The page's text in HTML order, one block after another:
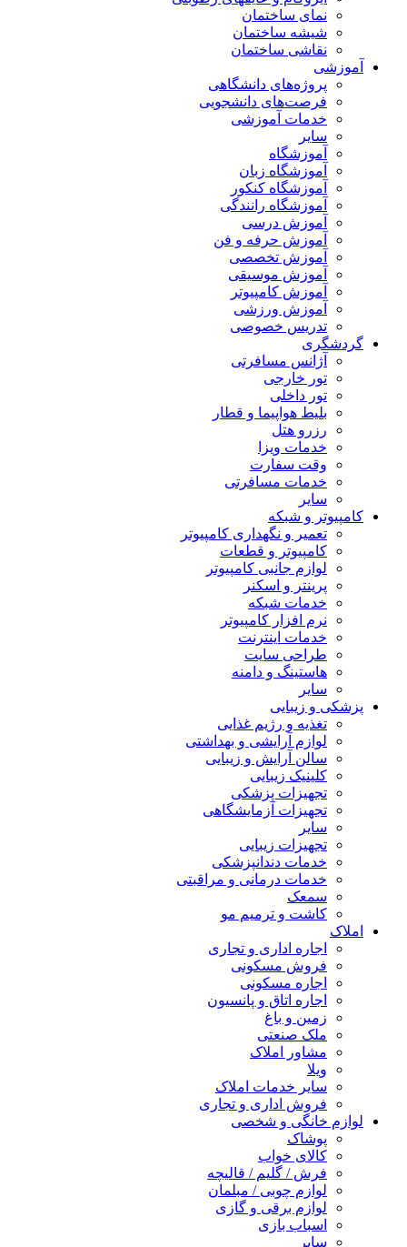
نمای ساختمان
شیشه ساختمان
نقاشی ساختمان
آموزشی
پروژه‌های دانشگاهی
فرصت‌های دانشجویی
خدمات آموزشی
سایر
آموزشگاه
آموزشگاه زبان
آموزشگاه کنکور
آموزشگاه رانندگی
آموزش درسی
آموزش حرفه و فن
آموزش تخصصی
آموزش موسیقی
آموزش کامپیوتر
آموزش ورزشی
تدریس خصوصی
گردشگری
آژانس مسافرتی
تور خارجی
تور داخلی
بلیط هواپیما و قطار
رزرو هتل
خدمات ویزا
وقت سفارت
خدمات مسافرتی
سایر
کامپیوتر و شبکه
تعمیر و نگهداری کامپیوتر
کامپیوتر و قطعات
لوازم جانبی کامپیوتر
پرینتر و اسکنر
خدمات شبکه
نرم افزار کامپیوتر
خدمات اینترنت
طراحی سایت
هاستینگ و دامنه
سایر
پزشکی و زیبایی
تغذیه و رژیم غذایی
لوازم آرایشی و بهداشتی
سالن آرایش و زیبایی
کلینیک زیبایی
تجهیزات پزشکی
تجهیزات آزمایشگاهی
سایر
تجهیزات زیبایی
خدمات دندانپزشکی
خدمات درمانی و مراقبتی
سمعک
کاشت و ترمیم مو
املاک
اجاره اداری و تجاری
فروش مسکونی
اجاره مسکونی
اجاره اتاق و پانسیون
زمین و باغ
ملک صنعتی
مشاور املاک
ویلا
سایر خدمات املاک
فروش اداری و تجاری
لوازم خانگی و شخصی
پوشاک
کالای خواب
فرش / گلیم / قالیچه
لوازم چوبی / مبلمان
لوازم برقی و گازی
اسباب بازی
سایر